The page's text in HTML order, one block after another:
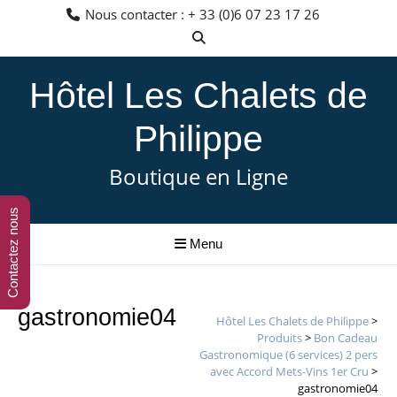
contenu
Nous contacter : + 33 (0)6 07 23 17 26
Hôtel Les Chalets de
Philippe
Boutique en Ligne
Menu
gastronomie04 Hôtel Les Chalets de Philippe>
Produits> Bon Cadeau
Gastronomique (6 services) 2 pers
avec Accord Mets-Vins 1er Cru >
gastronomie04
Contactez nous